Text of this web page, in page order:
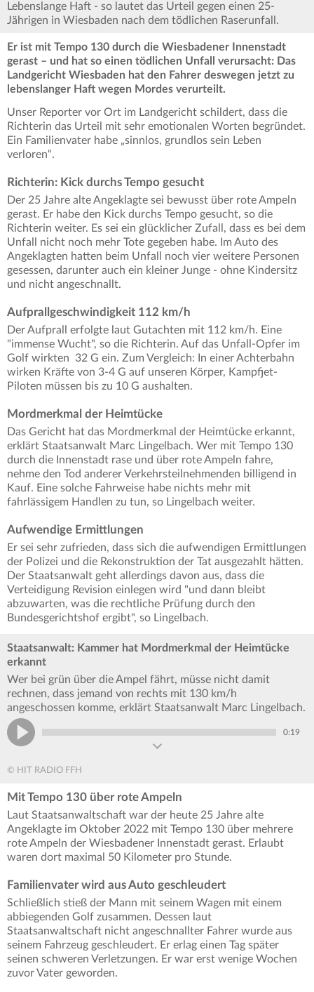
Lebenslange Haft - so lautet das Urteil gegen einen 25-
Jährigen in Wiesbaden nach dem tödlichen Raserunfall.
Er ist mit Tempo 130 durch die Wiesbadener Innenstadt
gerast – und hat so einen tödlichen Unfall verursacht: Das
Landgericht Wiesbaden hat den Fahrer deswegen jetzt zu
lebenslanger Haft wegen Mordes verurteilt.
Unser Reporter vor Ort im Landgericht schildert, dass die
Richterin das Urteil mit sehr emotionalen Worten begründet.
Ein Familienvater habe „sinnlos, grundlos sein Leben
verloren“.
Richterin: Kick durchs Tempo gesucht
Der 25 Jahre alte Angeklagte sei bewusst über rote Ampeln
gerast. Er habe den Kick durchs Tempo gesucht, so die
Richterin weiter. Es sei ein glücklicher Zufall, dass es bei dem
Unfall nicht noch mehr Tote gegeben habe. Im Auto des
Angeklagten hatten beim Unfall noch vier weitere Personen
gesessen, darunter auch ein kleiner Junge - ohne Kindersitz
und nicht angeschnallt.
Aufprallgeschwindigkeit 112 km/h
Der Aufprall erfolgte laut Gutachten mit 112 km/h. Eine
"immense Wucht", so die Richterin. Auf das Unfall-Opfer im
Golf wirkten 32 G ein. Zum Vergleich: In einer Achterbahn
wirken Kräfte von 3-4 G auf unseren Körper, Kampfjet-
Piloten müssen bis zu 10 G aushalten.
Mordmerkmal der Heimtücke
Das Gericht hat das Mordmerkmal der Heimtücke erkannt,
erklärt Staatsanwalt Marc Lingelbach. Wer mit Tempo 130
durch die Innenstadt rase und über rote Ampeln fahre,
nehme den Tod anderer Verkehrsteilnehmenden billigend in
Kauf. Eine solche Fahrweise habe nichts mehr mit
fahrlässigem Handlen zu tun, so Lingelbach weiter.
Aufwendige Ermittlungen
Er sei sehr zufrieden, dass sich die aufwendigen Ermittlungen
der Polizei und die Rekonstruktion der Tat ausgezahlt hätten.
Der Staatsanwalt geht allerdings davon aus, dass die
Verteidigung Revision einlegen wird "und dann bleibt
abzuwarten, was die rechtliche Prüfung durch den
Bundesgerichtshof ergibt", so Lingelbach.
Staatsanwalt: Kammer hat Mordmerkmal der Heimtücke
erkannt
Wer bei grün über die Ampel fährt, müsse nicht damit
rechnen, dass jemand von rechts mit 130 km/h
angeschossen komme, erklärt Staatsanwalt Marc Lingelbach.
0:19
© HIT RADIO FFH
Mit Tempo 130 über rote Ampeln
Laut Staatsanwaltschaft war der heute 25 Jahre alte
Angeklagte im Oktober 2022 mit Tempo 130 über mehrere
rote Ampeln der Wiesbadener Innenstadt gerast. Erlaubt
waren dort maximal 50 Kilometer pro Stunde.
Familienvater wird aus Auto geschleudert
Schließlich stieß der Mann mit seinem Wagen mit einem
abbiegenden Golf zusammen. Dessen laut
Staatsanwaltschaft nicht angeschnallter Fahrer wurde aus
seinem Fahrzeug geschleudert. Er erlag einen Tag später
seinen schweren Verletzungen. Er war erst wenige Wochen
zuvor Vater geworden.